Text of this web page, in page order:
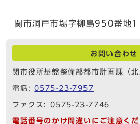
関市洞戸市場字柳島950番地
お問い合わせ
関市役所基盤整備部都市計画課（北
電話:0575-23-7957
ファクス: 0575-23-7746
電話番号のかけ間違いにご注意くだ